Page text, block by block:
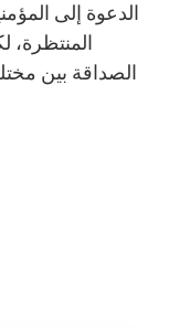
الدعوة إلى
المنتظرة،
الصداقة بين